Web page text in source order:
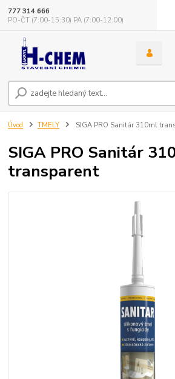
777 314 666
PO-ČT (7:00-15:30) PA (7:00-12:00)
Úvod TMELY SIGA PRO Sanitár 310ml
SIGA PRO Sanitár
transparent